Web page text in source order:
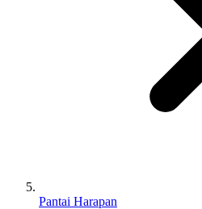
Pantai Harapan